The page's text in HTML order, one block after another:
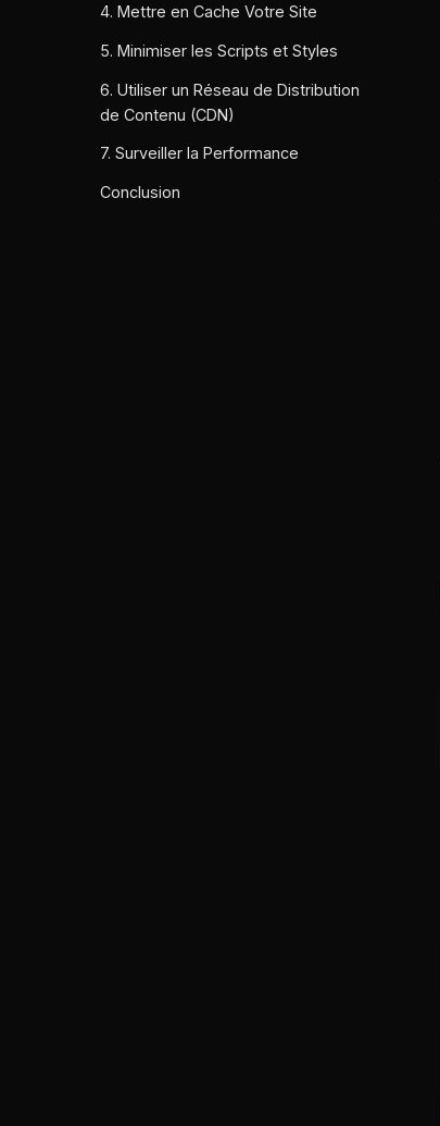
4. Mettre en Cache Votre Site
5. Minimiser les Scripts et Styles
6. Utiliser un Réseau de Distribution
de Contenu (CDN)
7. Surveiller la Performance
Conclusion